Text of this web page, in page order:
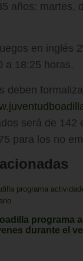
martes,
en inglés
a 18:25 horas.
deben
será de 142
para los no
programa
durante el